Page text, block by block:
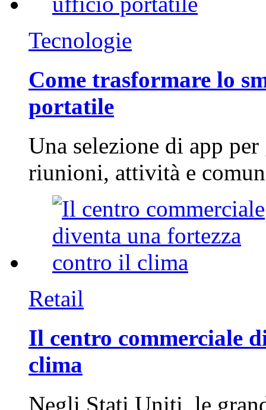
Tecnologie
Come trasformare lo
portatile
Una selezione di app
riunioni, attività e
Retail
Il centro commerciale
clima
Negli Stati Uniti, le